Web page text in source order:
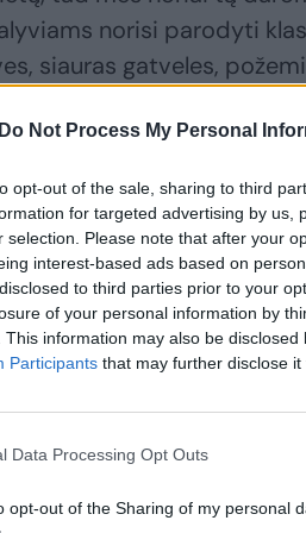
Do Not Process My Personal
opt-out of the sale, sharing to third
for targeted advertising by us,
selection. Please note that after your
interest-based ads based on
to third parties prior to your
of your personal information by
This information may also be
Participants that may further disclose it
Data Processing Opt Outs
opt-out of the Sharing of my personal
norisi parodyti
siauras gatveles,
žaidimai, kuriuose
motyvuoti. Turime
atvyksta ypač noriai“, –
tik paauglius traukia eiti
„Ši tendencija akivaizdi
auditorijos,
patinka apsilankyti
Pastato išskirtunumas
yra stiprus